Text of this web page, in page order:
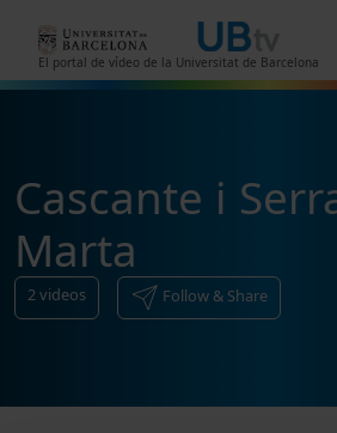
El portal de vídeo de la Universitat de Barcelona
Cascante i
Marta
2videos Follow & Share